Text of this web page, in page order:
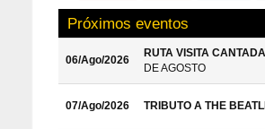
Próximos eventos
06/Ago/2026
RUTA VISITA
DE AGOSTO
07/Ago/2026 TRIBUTO A THE